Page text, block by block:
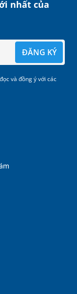
nhất của
ĐĂNG KÝ
và đồng ý với các